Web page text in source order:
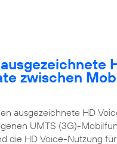
zwischen
ausgezeichnete HD
UMTS (3G)-
die HD Voice-Nutzung